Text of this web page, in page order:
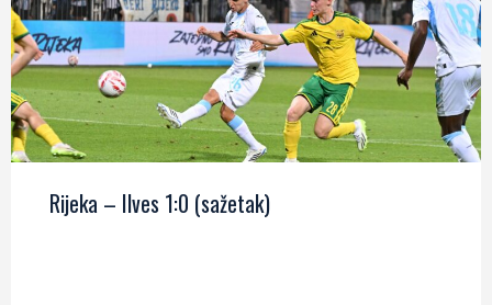
Rijeka – Ilves 1:0 (sažetak)